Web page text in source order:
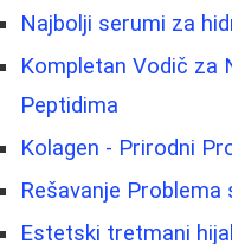
Najbolji serumi za
Kompletan Vodič za
Peptidima
Kolagen - Prirodni
Rešavanje
Estetski tretmani